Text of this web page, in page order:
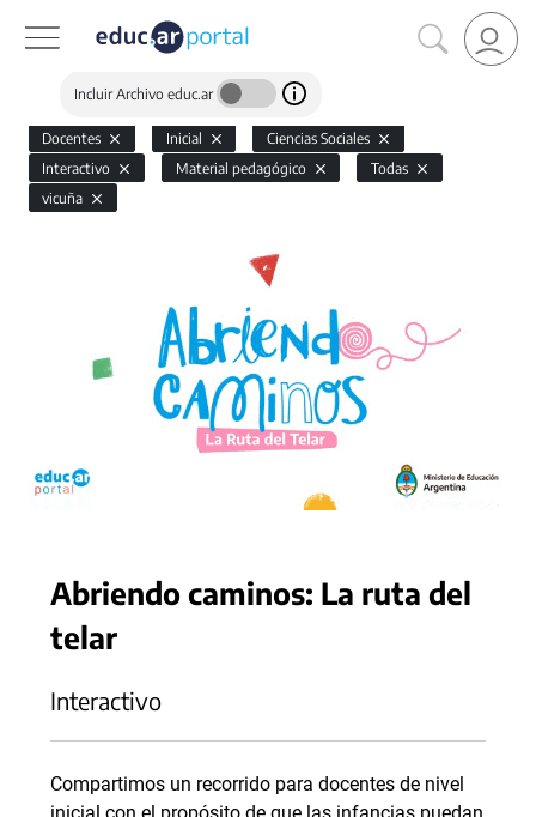
Incluir Archivo educ.ar
Docentes Inicial
Ciencias Sociales
Interactivo
Material pedagógico
Todas
vicuña
Abriendo caminos: La ruta del
telar
Interactivo
Compartimos un recorrido para docentes de nivel